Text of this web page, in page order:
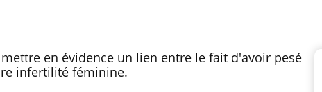
en évidence un lien entre le fait d'avoir pesé
infertilité féminine.